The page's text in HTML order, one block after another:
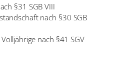
§31 SGB VIII
nach §30 SGB
nach §41 SGV